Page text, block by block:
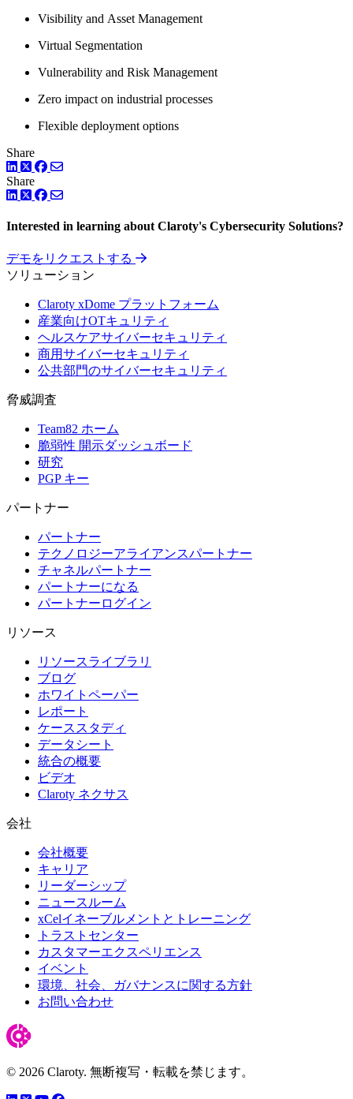
Visibility and Asset Management
Virtual Segmentation
Vulnerability and Risk Management
Zero impact on industrial processes
Flexible deployment options
Share
LinkedIn
ツイッター
Facebook
Share
LinkedIn
ツイッター
Facebook
Interested in learning about Claroty's Cybersecurity Solutions?
デモをリクエストする
ソリューション
Claroty xDome プラットフォーム
産業向けOTキュリティ
ヘルスケアサイバーセキュリティ
商用サイバーセキュリティ
公共部門のサイバーセキュリティ
脅威調査
Team82 ホーム
脆弱性 開示ダッシュボード
研究
PGP キー
パートナー
パートナー
テクノロジーアライアンスパートナー
チャネルパートナー
パートナーになる
パートナーログイン
リソース
リソースライブラリ
ブログ
ホワイトペーパー
レポート
ケーススタディ
データシート
統合の概要
ビデオ
Claroty ネクサス
会社
会社概要
キャリア
リーダーシップ
ニュースルーム
xCelイネーブルメントとトレーニング
トラストセンター
カスタマーエクスペリエンス
イベント
環境、社会、ガバナンスに関する方針
お問い合わせ
© 2026 Claroty. 無断複写・転載を禁じます。